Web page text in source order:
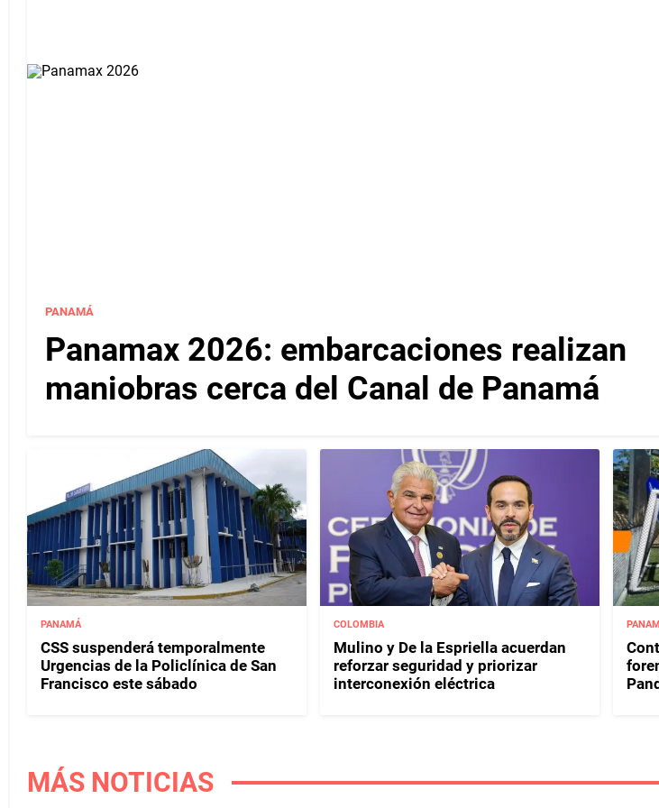
PANAMÁ
Panamax 2026: embarcaciones realizan
maniobras cerca del Canal de Panamá
PANAMÁ
CSS suspenderá temporalmente
Urgencias de la Policlínica de San
Francisco este sábado
COLOMBIA
Mulino y De la Espriella acuerdan
reforzar seguridad y priorizar
interconexión eléctrica
MÁS NOTICIAS